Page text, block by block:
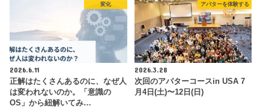
変化
2026.6.11
正解はたくさんあるのに、なぜ人
は変われないのか。「意識の
OS」から紐解いてみ…
アバターを体験する
2026.3.28
次回のアバターコースin USA 7
月4日(土)〜12日(日)